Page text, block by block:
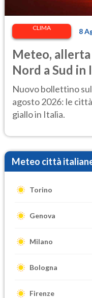
CLIMA 8
Meteo,
Nord a Sud in
per il
Nuovo bollettino
agosto 2026: le
giallo in Italia.
Meteo città
Torino
Genova
Milano
Bologna
Firenze